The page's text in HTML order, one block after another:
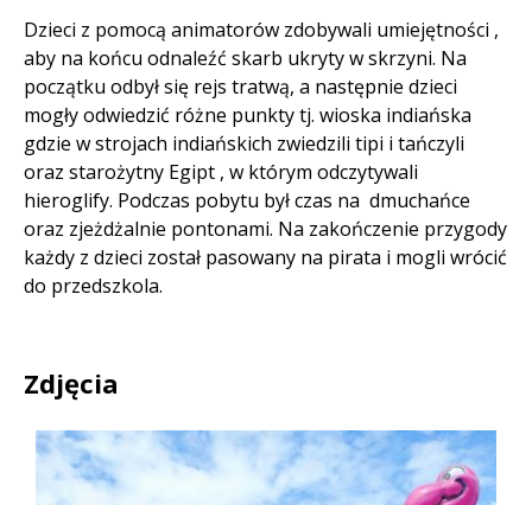
Dzieci z pomocą animatorów zdobywali umiejętności ,
aby na końcu odnaleźć skarb ukryty w skrzyni. Na
początku odbył się rejs tratwą, a następnie dzieci
mogły odwiedzić różne punkty tj. wioska indiańska
gdzie w strojach indiańskich zwiedzili tipi i tańczyli
oraz starożytny Egipt , w którym odczytywali
hieroglify. Podczas pobytu był czas na dmuchańce
oraz zjeżdżalnie pontonami. Na zakończenie przygody
każdy z dzieci został pasowany na pirata i mogli wrócić
do przedszkola.
Zdjęcia